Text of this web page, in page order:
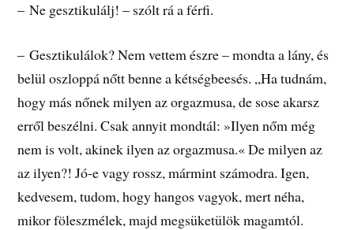
– Ne gesztikulálj! – szólt rá a férfi.
– Gesztikulálok? Nem vettem észre – mondta a lány, és
belül oszloppá nőtt benne a kétségbeesés. „Ha tudnám,
hogy más nőnek milyen az orgazmusa, de sose akarsz
erről beszélni. Csak annyit mondtál: »Ilyen nőm még
nem is volt, akinek ilyen az orgazmusa.« De milyen az
az ilyen?! Jó-e vagy rossz, mármint számodra. Igen,
kedvesem, tudom, hogy hangos vagyok, mert néha,
mikor föleszmélek, majd megsüketülök magamtól.